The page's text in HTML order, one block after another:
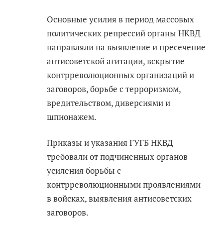
Основные усилия в период массовых
политических репрессий органы НКВД
направляли на выявление и пресечение
антисоветской агитации, вскрытие
контрреволюционных организаций и
заговоров, борьбе с терроризмом,
вредительством, диверсиями и
шпионажем.
Приказы и указания ГУГБ НКВД
требовали от подчиненных органов
усиления борьбы с
контрреволюционными проявлениями
в войсках, выявления антисоветских
заговоров.